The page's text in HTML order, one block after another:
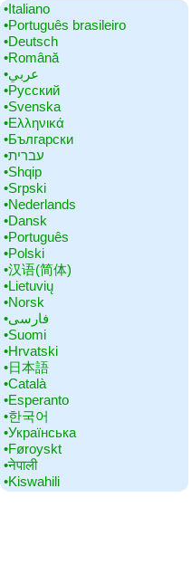
•‎Italiano
•‎Português brasileiro
•‎Deutsch
•‎Română
•‎عربي
•‎Русский
•‎Svenska
•‎Ελληνικά
•‎Български
•‎עברית
•‎Shqip
•‎Srpski
•‎Nederlands
•‎Dansk
•‎Português
•‎Polski
•‎汉语(简体)
•‎Lietuvių
•‎Norsk
•‎فارسی
•‎Suomi
•‎Hrvatski
•‎日本語
•‎Català
•‎Esperanto
•‎한국어
•‎Українська
•‎Føroyskt
•‎नेपाली
•‎Kiswahili